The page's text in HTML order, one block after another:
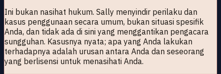
Ini bukan nasihat hukum. Sally menyindir perilaku dan
kasus penggunaan secara umum, bukan situasi spesifik
Anda, dan tidak ada di sini yang menggantikan pengacara
sungguhan. Kasusnya nyata; apa yang Anda lakukan
terhadapnya adalah urusan antara Anda dan seseorang
yang berlisensi untuk menasihati Anda.